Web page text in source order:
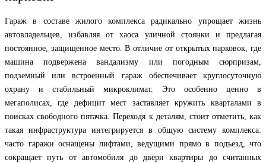
Гараж в составе жилого комплекса радикально упрощает жизнь
автовладельцев, избавляя от хаоса уличной стоянки и предлагая
постоянное, защищенное место. В отличие от открытых парковок, где
машина подвержена вандализму или погодным сюрпризам,
подземный или встроенный гараж обеспечивает круглосуточную
охрану и стабильный микроклимат. Это особенно ценно в
мегаполисах, где дефицит мест заставляет кружить кварталами в
поисках свободного пятачка. Переходя к деталям, стоит отметить, как
такая инфраструктура интегрируется в общую систему комплекса:
часто гаражи оснащены лифтами, ведущими прямо в подъезд, что
сокращает путь от автомобиля до двери квартиры до считанных